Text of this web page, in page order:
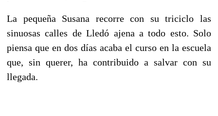
La pequeña Susana recorre con su triciclo las
sinuosas calles de Lledó ajena a todo esto. Solo
piensa que en dos días acaba el curso en la escuela
que, sin querer, ha contribuido a salvar con su
llegada.